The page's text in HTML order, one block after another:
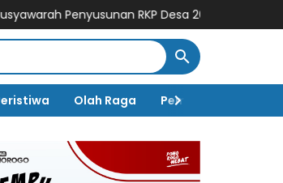
RKP Desa 2027, Pemdes Ngrandu
Olah Raga Pembangunan